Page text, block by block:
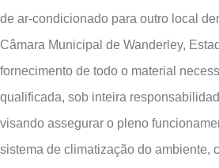
de ar-condicionado para outro local
Câmara Municipal de Wanderley,
fornecimento de todo o material
qualificada, sob inteira
visando assegurar o pleno
sistema de climatização do ambiente,